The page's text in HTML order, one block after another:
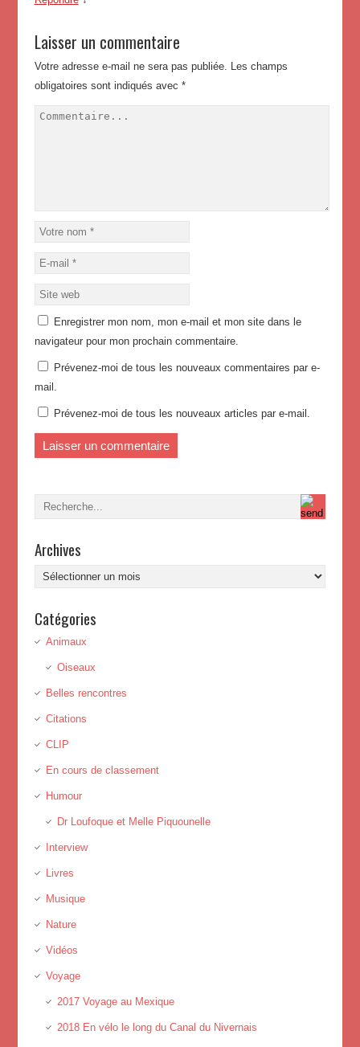
Laisser un commentaire
Votre adresse e-mail ne sera pas publiée. Les champs
obligatoires sont indiqués avec *
Enregistrer mon nom, mon e-mail et mon site dans le
navigateur pour mon prochain commentaire.
Prévenez-moi de tous les nouveaux commentaires par e-
mail.
Prévenez-moi de tous les nouveaux articles par e-mail.
Archives
Archives
Catégories
Animaux
Oiseaux
Belles rencontres
Citations
CLIP
En cours de classement
Humour
Dr Loufoque et Melle Piquounelle
Interview
Livres
Musique
Nature
Vidéos
Voyage
2017 Voyage au Mexique
2018 En vélo le long du Canal du Nivernais